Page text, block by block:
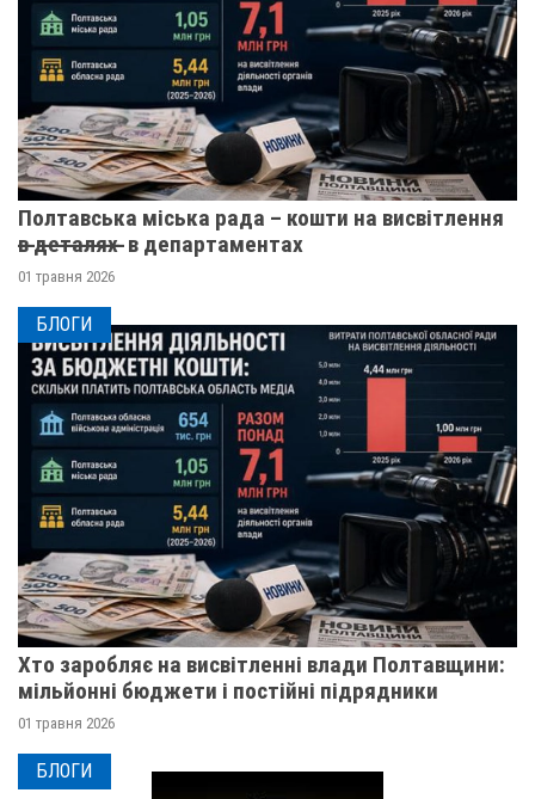
Полтавська міська рада – кошти на висвітлення
в̶ ̶д̶е̶т̶а̶л̶я̶х̶ ̶ в департаментах
01 травня 2026
БЛОГИ
Хто заробляє на висвітленні влади Полтавщини:
мільйонні бюджети і постійні підрядники
01 травня 2026
БЛОГИ